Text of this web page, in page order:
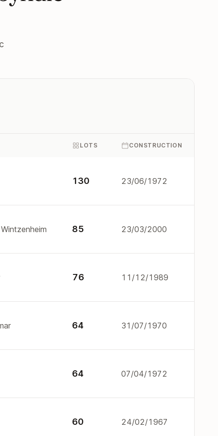
LOTS CONSTRUCTION
130 23/06/1972
85 23/03/2000
76 11/12/1989
64 31/07/1970
64 07/04/1972
60 24/02/1967